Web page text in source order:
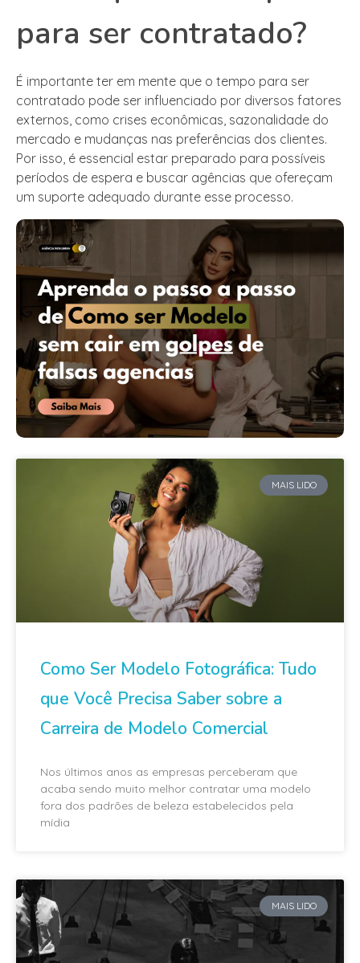
para ser contratado?
É importante ter em mente que o tempo para ser
contratado pode ser influenciado por diversos fatores
externos, como crises econômicas, sazonalidade do
mercado e mudanças nas preferências dos clientes.
Por isso, é essencial estar preparado para possíveis
períodos de espera e buscar agências que ofereçam
um suporte adequado durante esse processo.
MAIS LIDO
Como Ser Modelo Fotográfica: Tudo
que Você Precisa Saber sobre a
Carreira de Modelo Comercial
Nos últimos anos as empresas perceberam que
acaba sendo muito melhor contratar uma modelo
fora dos padrões de beleza estabelecidos pela
mídia
MAIS LIDO